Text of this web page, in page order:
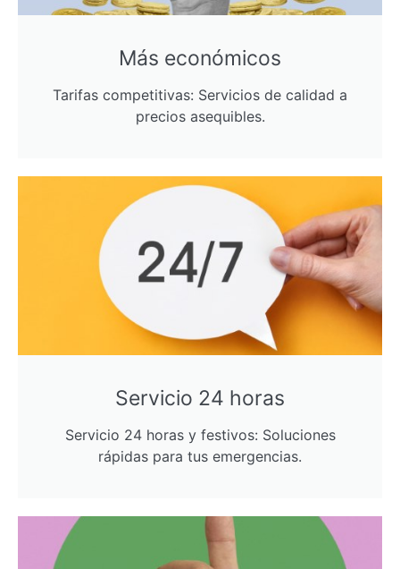
Más económicos
Tarifas competitivas: Servicios de calidad a
precios asequibles.
Servicio 24 horas
Servicio 24 horas y festivos: Soluciones
rápidas para tus emergencias.